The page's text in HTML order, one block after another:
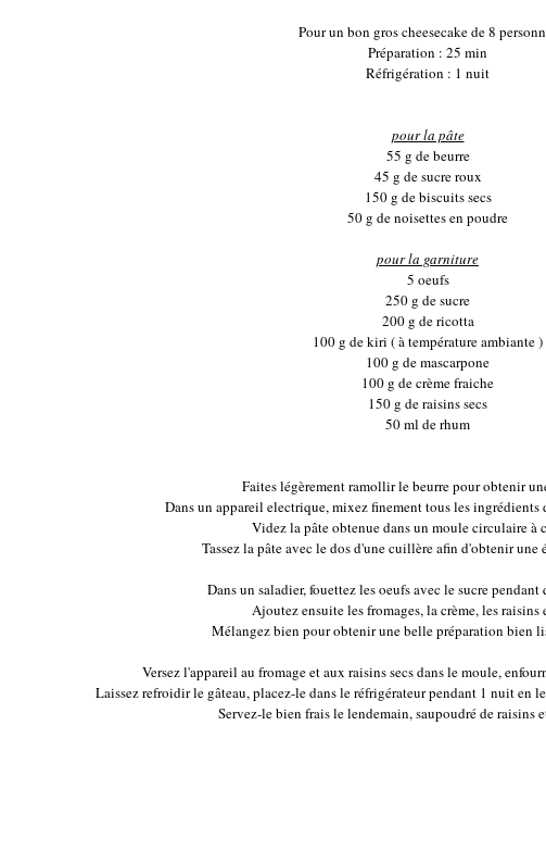
Pour un bon gros cheesecake de 8
Préparation : 25 min
Réfrigération : 1 nuit
pour la pâte
55 g de beurre
45 g de sucre roux
150 g de biscuits secs
50 g de noisettes en poudre
pour la garniture
5 oeufs
250 g de sucre
200 g de ricotta
100 g de kiri ( à température ambiante )
100 g de mascarpone
100 g de crème fraiche
150 g de raisins secs
50 ml de rhum
Faites légèrement ramollir le beurre pour obtenir
Dans un appareil electrique, mixez finement tous les ingrédients
Videz la pâte obtenue dans un moule circulaire à
Tassez la pâte avec le dos d'une cuillère afin d'obtenir une
Dans un saladier, fouettez les oeufs avec le sucre
Ajoutez ensuite les fromages, la crème, les raisins
Mélangez bien pour obtenir une belle préparation bien
Versez l'appareil au fromage et aux raisins secs dans le moule,
Laissez refroidir le gâteau, placez-le dans le réfrigérateur pendant 1 nuit en
Servez-le bien frais le lendemain, saupoudré de raisins